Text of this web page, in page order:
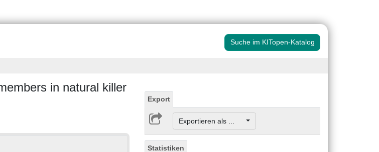
Suche im KITopen-Katalog
in natural killer
Export
Exportieren als ...
Statistiken